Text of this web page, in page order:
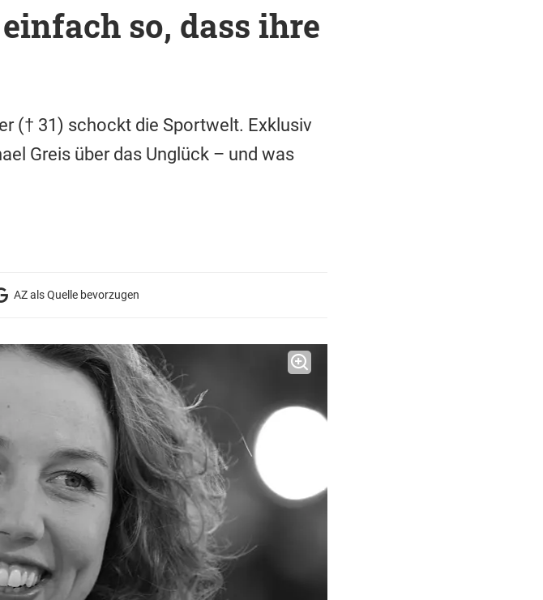
so, dass ihre
(† 31) schockt die Sportwelt. Exklusiv
Greis über das Unglück – und was
AZ als Quelle bevorzugen